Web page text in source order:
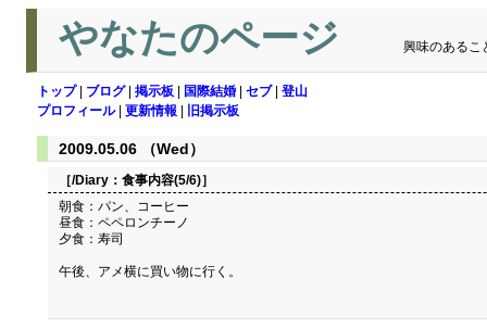
やなたのページ 興味のあるこ
トップ| ブログ| 掲示板 国際結婚 セブ| 登山
プロフィール| 更新情報 旧掲示板
2009.05.06 （Wed）
［/Diary： 食事内容(5/6)］
朝食：パン、コーヒー
昼食：ペペロンチーノ
夕食：寿司
午後、アメ横に買い物に行く。